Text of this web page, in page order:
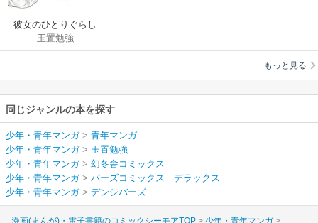
彼女のひとりぐらし
ツーアウト満塁
玉置勉強
もっと見る
同じジャンルの本を探す
少年・青年マンガ> 青年マンガ
少年・青年マンガ> 玉置勉強
少年・青年マンガ> 幻冬舎コミックス
少年・青年マンガ> バーズコミックス デラックス
少年・青年マンガ> デンシバーズ
漫画(まんが)・電子書籍のコミックシーモアTOP
少年・青年マンガ